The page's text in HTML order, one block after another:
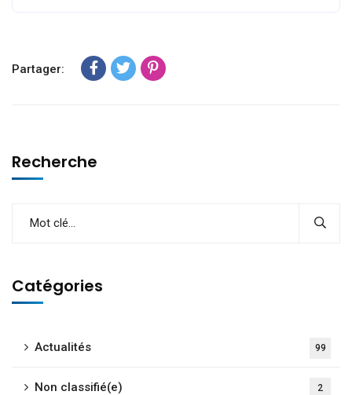
Partager:
Recherche
Catégories
Actualités 99
Non classifié(e) 2